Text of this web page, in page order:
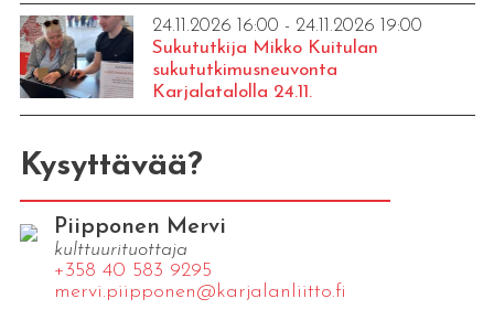
24.11.2026 16:00 - 24.11.2026 19:00
Sukututkija Mikko Kuitulan
sukututkimusneuvonta
Karjalatalolla 24.11.
Kysyttävää?
Piipponen Mervi
kulttuurituottaja
+358 40 583 9295
mervi.​piipponen@​kar​jala​nlii​tto.​fi